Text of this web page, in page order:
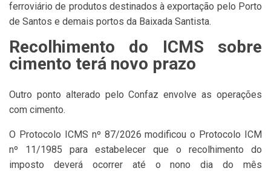
ferroviário de produtos destinados à exportação pelo Porto
de Santos e demais portos da Baixada Santista.
Recolhimento do ICMS sobre
cimento terá novo prazo
Outro ponto alterado pelo Confaz envolve as operações
com cimento.
O Protocolo ICMS nº 87/2026 modificou o Protocolo ICM
nº 11/1985 para estabelecer que o recolhimento do
imposto deverá ocorrer até o nono dia do mês